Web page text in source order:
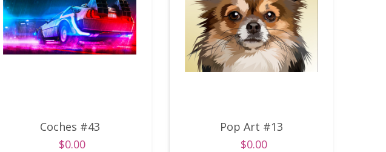
Coches #43
$0.00
Pop Art #13
$0.00